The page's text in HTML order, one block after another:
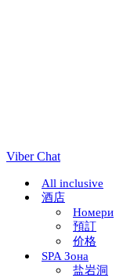
Viber Chat
All inclusive
酒店
Номери
預訂
价格
SPA Зона
盐岩洞